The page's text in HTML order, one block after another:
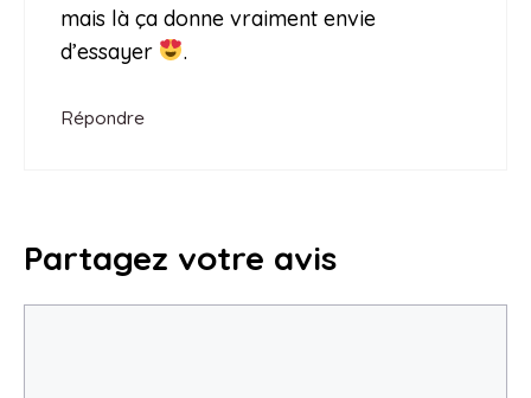
mais là ça donne vraiment envie
d’essayer
.
Répondre
Partagez votre avis